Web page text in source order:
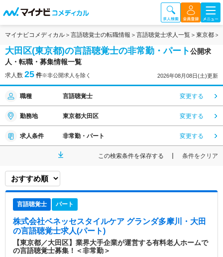
マイナビコメディカル 言語聴覚士の転職情報 言語聴覚士求人一覧 東京都
大田区(東京都)の言語聴覚士の非常勤・パート公開求
人・転職・募集情報一覧
求人数 25 件※非公開求人を除く 2026年08月08日(土)更新
職種 言語聴覚士 変更する
勤務地 東京都大田区 変更する
求人条件 非常勤・パート 変更する
この検索条件を保存する 条件をクリア
言語聴覚士 パート
株式会社ベネッセスタイルケア グランダ多摩川・大田
の言語聴覚士求人(パート)
【東京都／大田区】業界大手企業が運営する有料老人ホームで
の言語聴覚士募集！＜非常勤＞